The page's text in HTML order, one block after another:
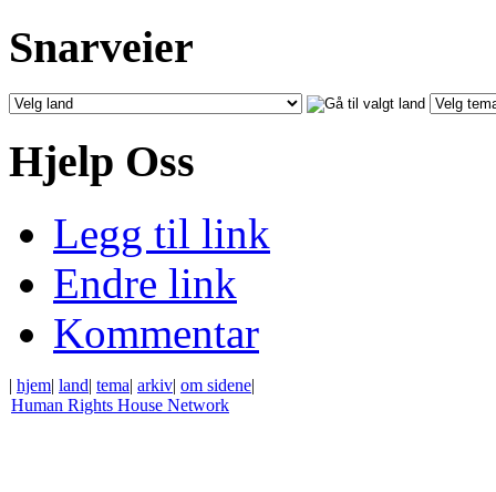
Snarveier
Hjelp Oss
Legg til link
Endre link
Kommentar
| hjem| land| tema| arkiv| om sidene|
Human Rights House Network